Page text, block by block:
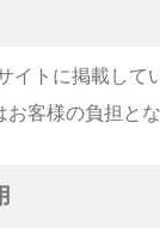
イトに掲載して
客様の負担とな